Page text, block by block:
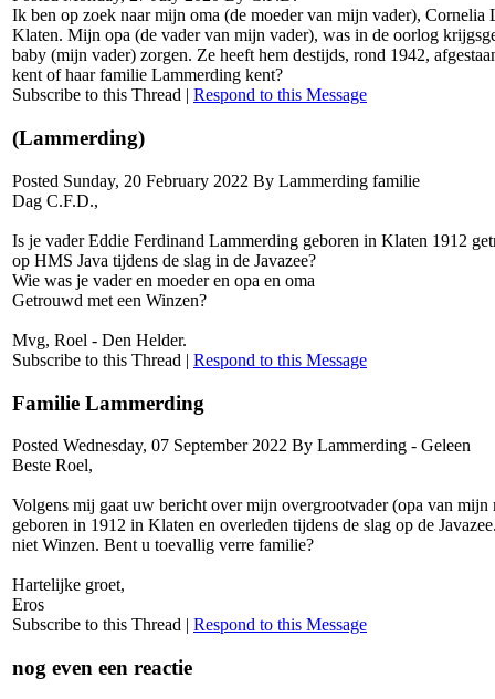
Ik ben op zoek naar mijn oma (de moeder van mijn vader),
Klaten. Mijn opa (de vader van mijn vader), was in de oorlog
baby (mijn vader) zorgen. Ze heeft hem destijds, rond 1942,
kent of haar familie Lammerding kent?
Subscribe to this Thread | Respond to this Message
(Lammerding)
Posted Sunday, 20 February 2022 By Lammerding familie
Dag C.F.D.,
Is je vader Eddie Ferdinand Lammerding geboren in Klaten 1912
op HMS Java tijdens de slag in de Javazee?
Wie was je vader en moeder en opa en oma
Getrouwd met een Winzen?
Mvg, Roel - Den Helder.
Subscribe to this Thread | Respond to this Message
Familie Lammerding
Posted Wednesday, 07 September 2022 By Lammerding - Geleen
Beste Roel,
Volgens mij gaat uw bericht over mijn overgrootvader (opa van
geboren in 1912 in Klaten en overleden tijdens de slag op de
niet Winzen. Bent u toevallig verre familie?
Hartelijke groet,
Eros
Subscribe to this Thread | Respond to this Message
nog even een reactie